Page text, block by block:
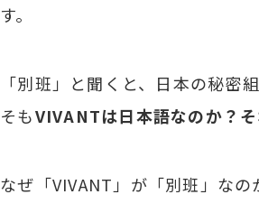
す。
「別班」と聞くと、日本の秘密
そもVIVANTは日本語なのか？
なぜ「VIVANT」が「別班」なの